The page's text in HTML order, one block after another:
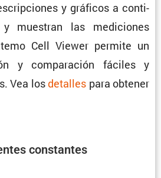
y gráficos a conti­
muestran las mediciones
Cell Viewer permite un
y compa­ra­ción fáciles y
Vea losdetalles para obtener
constantes